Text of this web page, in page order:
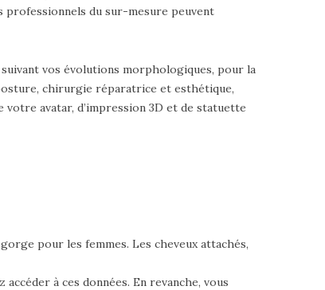
professionnels du sur-mesure peuvent
vos évolutions morphologiques, pour la
chirurgie réparatrice et esthétique,
avatar, d’impression 3D et de statuette
pour les femmes. Les cheveux attachés,
à ces données. En revanche, vous